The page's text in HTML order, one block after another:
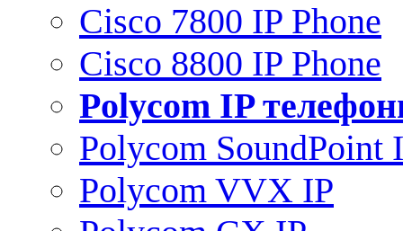
Cisco 7800 IP Phone
Cisco 8800 IP Phone
Polycom IP
Polycom SoundPoint
Polycom VVX IP